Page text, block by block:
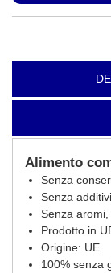
Alimento
Senza
Senza
Senza
Prodotto in
Origine: UE
100% senza